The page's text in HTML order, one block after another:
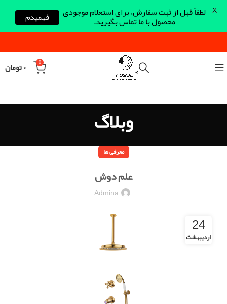
0 ۰تومان
وبلاگ
معرفی ها
علم دوش
Admina
24
اردیبهشت
لطفاً قبل از ثبت سفارش، برای استعلام موجودی
محصول با ما تماس بگیرید. فهمیدم X